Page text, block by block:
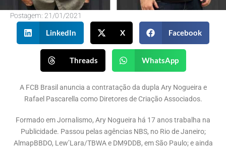
Postagem: 21/01/2021
LinkedIn X Facebook
Threads WhatsApp
A FCB Brasil anuncia a contratação da dupla Ary Nogueira e
Rafael Pascarella como Diretores de Criação Associados.
Formado em Jornalismo, Ary Nogueira há 17 anos trabalha na
Publicidade. Passou pelas agências NBS, no Rio de Janeiro;
AlmapBBDO, Lew’Lara/TBWA e DM9DDB, em São Paulo; e ainda